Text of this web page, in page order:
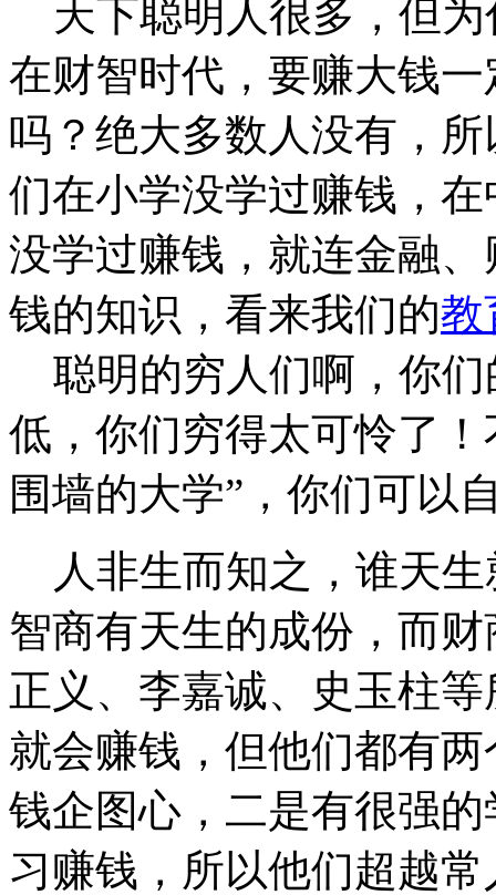
天下聪明人很多，但为
在财智时代，要赚大钱
吗？绝大多数人没有，
们在小学没学过赚钱，
没学过赚钱，就连金融
钱的知识，看来我们的教
聪明的穷人们啊，你们
低，你们穷得太可怜了
围墙的大学”，你们可以
人非生而知之，谁天生
智商有天生的成份，而
正义、李嘉诚、史玉柱
就会赚钱，但他们都有
钱企图心，二是有很强
习赚钱，所以他们超越